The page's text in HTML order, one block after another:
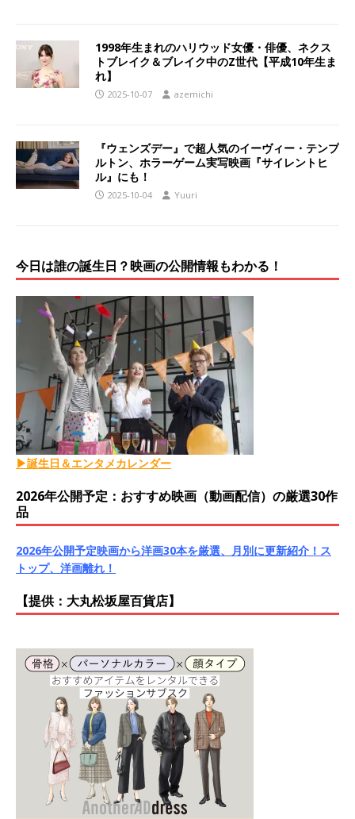
1998年生まれのハリウッド女優・俳優、ネクス
トブレイク＆ブレイク中のZ世代【平成10年生ま
れ】
2025-10-07 azemichi
『ウェンズデー』で超人気のイーヴィー・テンプ
ルトン、ホラーゲーム実写映画『サイレントヒ
ル』にも！
2025-10-04 Yuuri
今日は誰の誕生日？映画の公開情報もわかる！
▶誕生日＆エンタメカレンダー
2026年公開予定：おすすめ映画（動画配信）の厳選30作
品
2026年公開予定映画から洋画30本を厳選、月別に更新紹介！ス
トップ、洋画離れ！
【提供：大丸松坂屋百貨店】